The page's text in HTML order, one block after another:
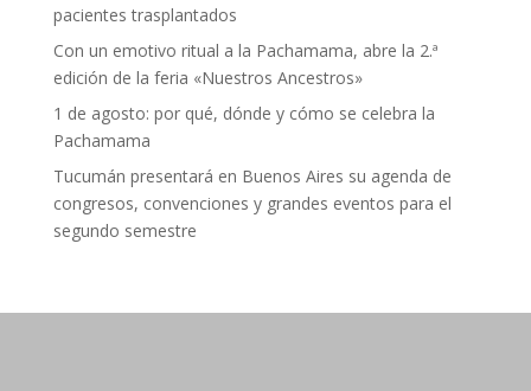
pacientes trasplantados
Con un emotivo ritual a la Pachamama, abre la 2.ª
edición de la feria «Nuestros Ancestros»
1 de agosto: por qué, dónde y cómo se celebra la
Pachamama
Tucumán presentará en Buenos Aires su agenda de
congresos, convenciones y grandes eventos para el
segundo semestre